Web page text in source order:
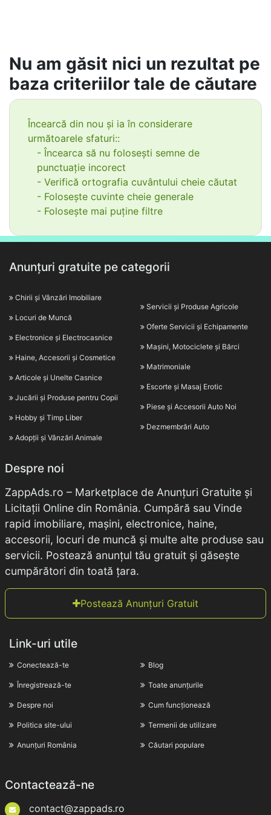
Nu am găsit nici un rezultat pe
baza criteriilor tale de căutare
Încearcă din nou și ia în considerare
următoarele sfaturi::
- Încearca să nu folosești semne de
punctuație incorect
- Verifică ortografia cuvântului cheie căutat
- Folosește cuvinte cheie generale
- Folosește mai puține filtre
Anunțuri gratuite pe categorii
Chirii și Vânzări Imobiliare
Locuri de Muncă
Electronice și Electrocasnice
Haine, Accesorii și Cosmetice
Articole și Unelte Casnice
Jucării și Produse pentru Copii
Hobby și Timp Liber
Adopții și Vânzări Animale
Servicii și Produse Agricole
Oferte Servicii și Echipamente
Mașini, Motociclete și Bărci
Matrimoniale
Escorte și Masaj Erotic
Piese și Accesorii Auto Noi
Dezmembrări Auto
Despre noi
ZappAds.ro – Marketplace de Anunțuri Gratuite și
Licitații Online din România. Cumpără sau Vinde
rapid imobiliare, mașini, electronice, haine,
accesorii, locuri de muncă și multe alte produse sau
servicii. Postează anunțul tău gratuit și găsește
cumpărători din toată țara.
Postează Anunțuri Gratuit
Link-uri utile
Conectează-te
Înregistrează-te
Despre noi
Politica site-ului
Anunțuri România
Blog
Toate anunțurile
Cum funcționează
Termenii de utilizare
Căutari populare
Contactează-ne
contact@zappads.ro